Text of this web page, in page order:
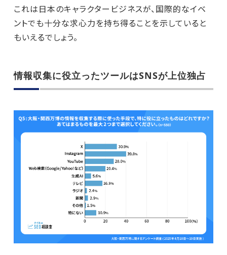
これは日本のキャラクタービジネスが、国際的なイベ
ントでも十分な求心力を持ち得ることを示していると
もいえるでしょう。
情報収集に役立ったツールはSNSが上位独占